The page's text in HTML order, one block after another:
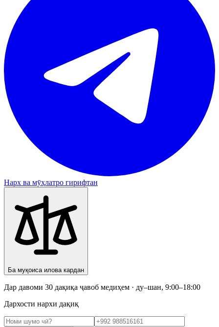
Нарх ва мӯҳлатро гирифтан
Ба муқоиса илова кардан
Дар давоми 30 дақиқа ҷавоб медиҳем · ду–шан, 9:00–18:00
Дархости нархи дақиқ